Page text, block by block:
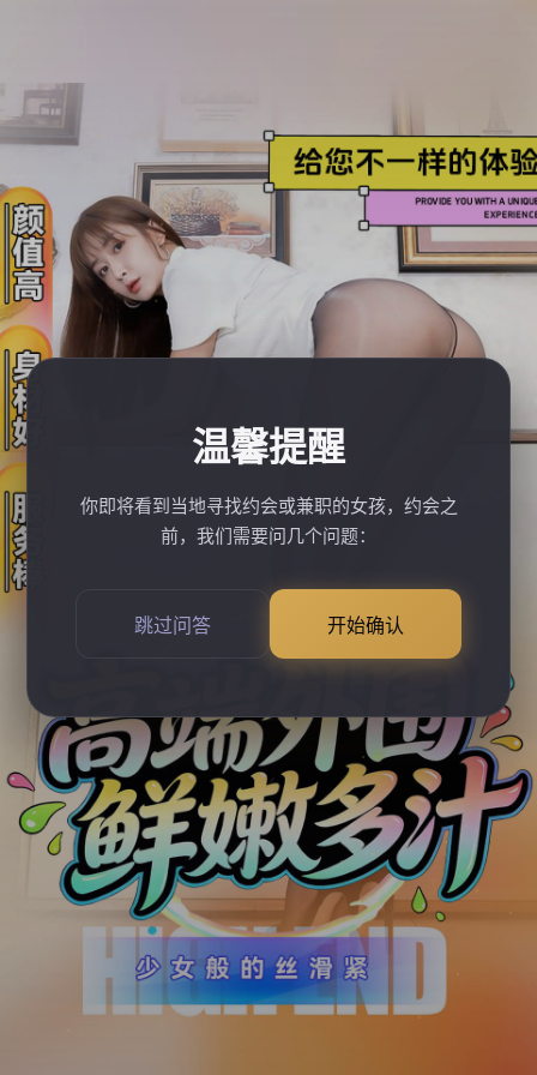
温馨提醒
你即将看到当地寻找约会或兼职的女孩，约会之
前，我们需要问几个问题：
跳过问答 开始确认